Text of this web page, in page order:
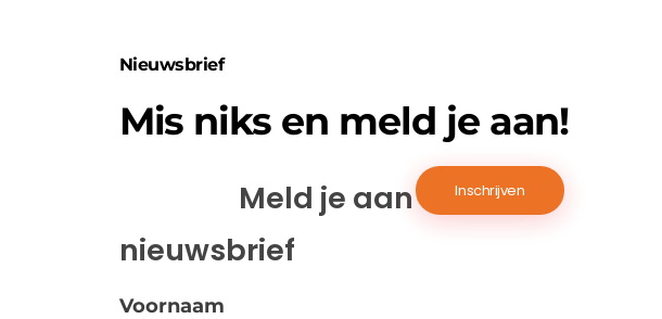
Nieuwsbrief
Mis niks en meld je aan!
Meld je aan voor de
nieuwsbrief
Voornaam